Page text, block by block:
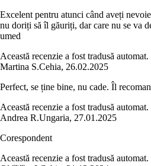
Excelent pentru atunci când aveți
nu doriți să îl găuriți, dar care nu se va
umed
Această recenzie a fost tradusă automat.
Martina S.Cehia, 26.02.2025
Perfect, se ține bine, nu cade. Îl
Această recenzie a fost tradusă automat.
Andrea R.Ungaria, 27.01.2025
Corespondent
Această recenzie a fost tradusă automat.